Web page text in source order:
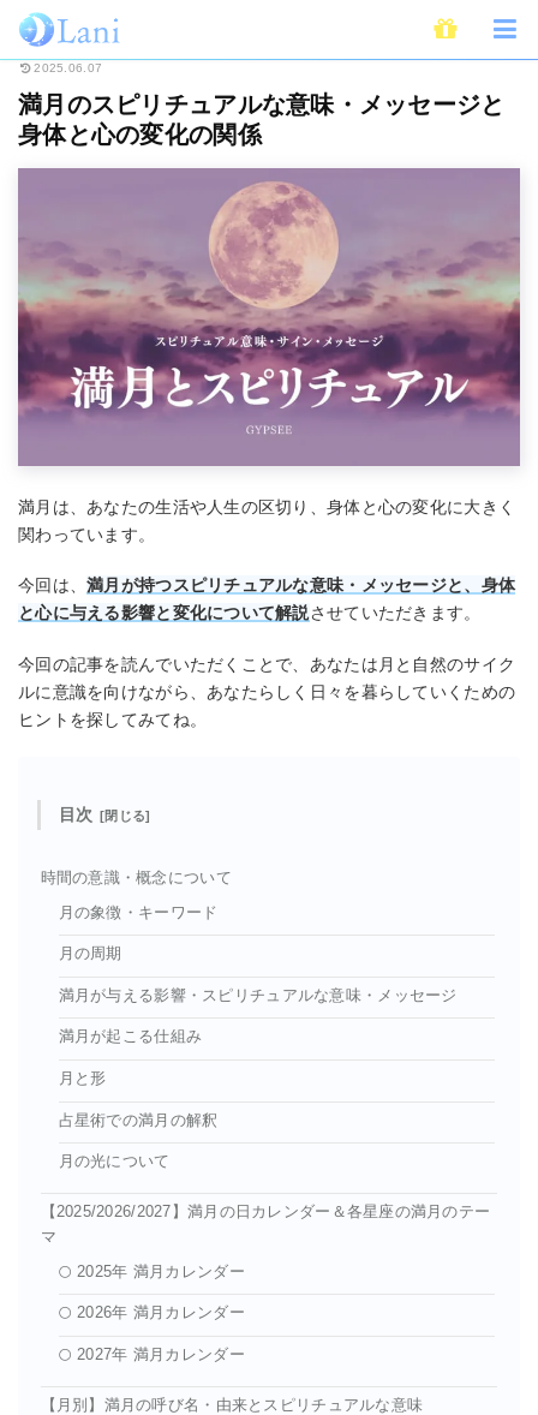
ホーム スピリチュアル 満月のスピリチュアルな意味・メッセージと身体
2025.06.07
満月のスピリチュアルな意味・メッセージと
身体と心の変化の関係
満月は、あなたの生活や人生の区切り、身体と心の変化に大きく
関わっています。
今回は、満月が持つスピリチュアルな意味・メッセージと、身体
と心に与える影響と変化について解説させていただきます。
今回の記事を読んでいただくことで、あなたは月と自然のサイク
ルに意識を向けながら、あなたらしく日々を暮らしていくための
ヒントを探してみてね。
目次
時間の意識・概念について
月の象徴・キーワード
月の周期
満月が与える影響・スピリチュアルな意味・メッセージ
満月が起こる仕組み
月と形
占星術での満月の解釈
月の光について
【2025/2026/2027】満月の日カレンダー＆各星座の満月のテー
マ
🌕 2025年 満月カレンダー
🌕 2026年 満月カレンダー
🌕 2027年 満月カレンダー
【月別】満月の呼び名・由来とスピリチュアルな意味